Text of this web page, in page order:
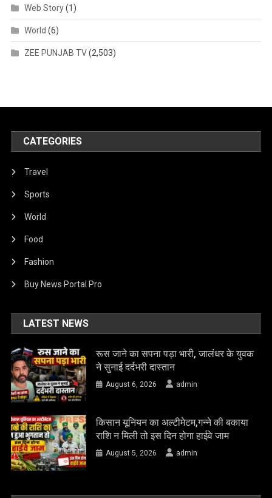
Web Story(1)
World (6)
ZEE PUNJAB TV(2,503)
CATEGORIES
Travel
Sports
World
Food
Fashion
Buy News Portal Pro
LATEST NEWS
रूस जाने का सपना पड़ा भारी, जालंधर के युवक
ने सुनाई दर्दभरी दास्तान
August 6, 2026 admin
किसान यूनियन का अल्टीमेटम,गन्ने की बकाया
राशि न मिली तो इस दिन होगा हाईवे जाम
August 5, 2026 admin